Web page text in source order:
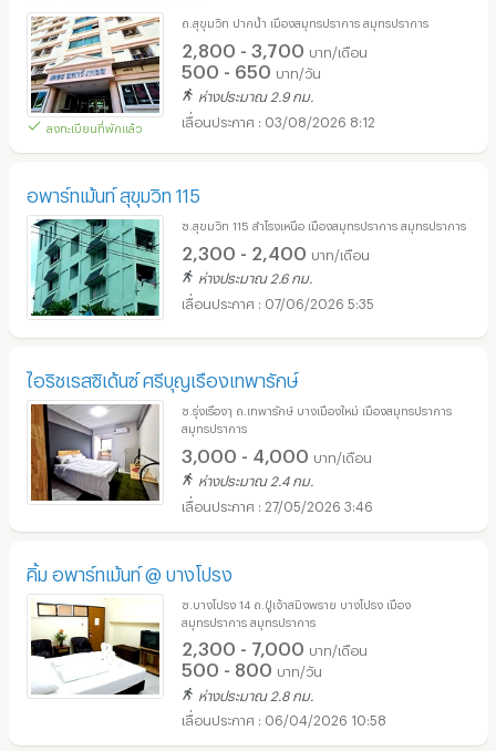
ลงทะเบียนที่พักแล้ว
ถ.สุขุมวิท ปากน้ำ เมืองสมุทรปราการ สมุทรปราการ
2,800 - 3,700 บาท/เดือน
500 - 650 บาท/วัน
ห่างประมาณ 2.9 กม.
03/08/2026 8:12
อพาร์ทเม้นท์ สุขุมวิท 115
ซ.สุขมวิท 115 สำโรงเหนือ เมืองสมุทรปราการ สมุทรปราการ
2,300 - 2,400 บาท/เดือน
ห่างประมาณ 2.6 กม.
07/06/2026 5:35
ไอริชเรสซิเด้นซ์ ศรีบุญเรืองเทพารักษ์
ซ.รุ่งเรืองๅ ถ.เทพารักษ์ บางเมืองใหม่ เมืองสมุทรปราการ
สมุทรปราการ
3,000 - 4,000 บาท/เดือน
ห่างประมาณ 2.4 กม.
27/05/2026 3:46
คิ้ม อพาร์ทเม้นท์ @ บางโปรง
ซ.บางโปรง 14 ถ.ปู่เจ้าสมิงพราย บางโปรง เมือง
สมุทรปราการ สมุทรปราการ
2,300 - 7,000 บาท/เดือน
500 - 800 บาท/วัน
ห่างประมาณ 2.8 กม.
06/04/2026 10:58